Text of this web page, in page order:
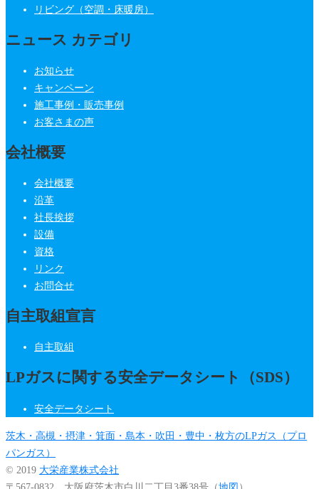
リビング（空調・床暖房）
ニュース カテゴリ
お知らせ
キャンペーン
施工事例・販売事例
お客さまの声
会社概要
会社概要
沿革
社長挨拶
設備
資格
リンク
お問合せ
自主取組宣言
自主取組
LPガスに関する安全データシート（SDS）
安全データシート
茨木・高槻・摂津・箕面・島本・吹田・豊中・枚方のLPガス（プロ
パンガス）
© 2019 大栄産業株式会社